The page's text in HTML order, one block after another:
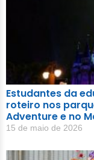
Estudantes da
roteiro nos
Adventure e no
15 de maio de 2026